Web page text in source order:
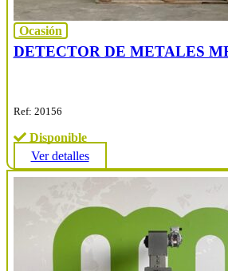
Ocasión
DETECTOR DE METALES
Ref: 20156
Disponible
Ver detalles